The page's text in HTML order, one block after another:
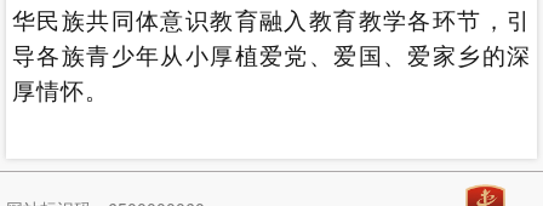
华民族共同体意识教育融入教育教学各环节，引
导各族青少年从小厚植爱党、爱国、爱家乡的深
厚情怀。